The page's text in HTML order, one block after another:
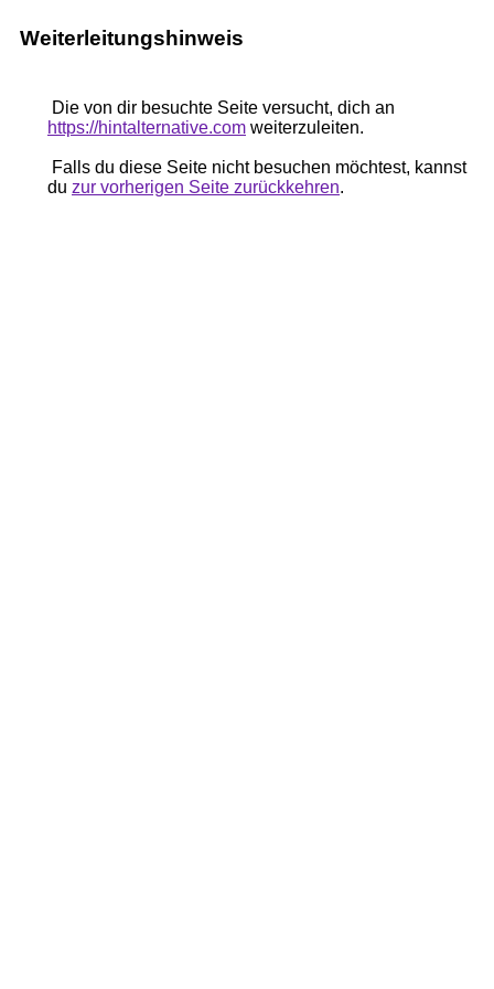
Weiterleitungshinweis
Die von dir besuchte Seite versucht, dich an
https://hintalternative.com weiterzuleiten.
Falls du diese Seite nicht besuchen möchtest, kannst
du zur vorherigen Seite zurückkehren.